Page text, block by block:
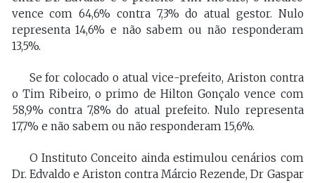
vence com 64,6% contra 7,3% do atual gestor. Nulo
representa 14,6% e não sabem ou não responderam
13,5%.
Se for colocado o atual vice-prefeito, Ariston contra
o Tim Ribeiro, o primo de Hilton Gonçalo vence com
58,9% contra 7,8% do atual prefeito. Nulo representa
17,7% e não sabem ou não responderam 15,6%.
O Instituto Conceito ainda estimulou cenários com
Dr. Edvaldo e Ariston contra Márcio Rezende, Dr Gaspar